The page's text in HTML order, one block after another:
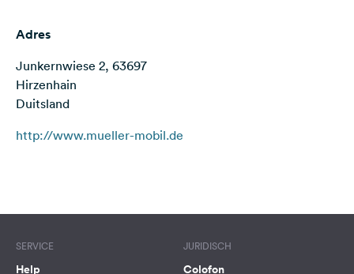
Volg
op
social
media
Adres
Junkernwiese 2, 63697
Hirzenhain
Duitsland
http://www.mueller-mobil.de
SERVICE
Help
JURIDISCH
Colofon